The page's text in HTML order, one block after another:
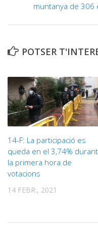
muntanya de
POTSER
14-F: La participació es
queda en el 3,74% durant
la primera hora de
votacions
14 FEBR., 2021